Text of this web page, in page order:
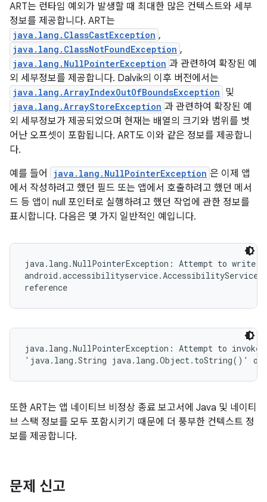
ART는 런타임 예외가 발생할 때 최대한 많은 컨텍스트와 세부
정보를 제공합니다. ART는
java.lang.ClassCastException ,
java.lang.ClassNotFoundException ,
java.lang.NullPointerException 과 관련하여 확장된 예
외 세부정보를 제공합니다. Dalvik의 이후 버전에서는
java.lang.ArrayIndexOutOfBoundsException 및
java.lang.ArrayStoreException 과 관련하여 확장된 예
외 세부정보가 제공되었으며 현재는 배열의 크기와 범위를 벗
어난 오프셋이 포함됩니다. ART도 이와 같은 정보를 제공합니
다.
예를 들어
java.lang.NullPointerException 은 이제 앱
에서 작성하려고 했던 필드 또는 앱에서 호출하려고 했던 메서
드 등 앱이 null 포인터로 실행하려고 했던 작업에 관한 정보를
표시합니다. 다음은 몇 가지 일반적인 예입니다.
java.lang.NullPointerException: Attempt to
reference
java.lang.NullPointerException: Attempt to invoke
'java.lang.String java.lang.Object.toString()' on
또한 ART는 앱 네이티브 비정상 종료 보고서에 Java 및 네이티
브 스택 정보를 모두 포함시키기 때문에 더 풍부한 컨텍스트 정
보를 제공합니다.
문제 신고